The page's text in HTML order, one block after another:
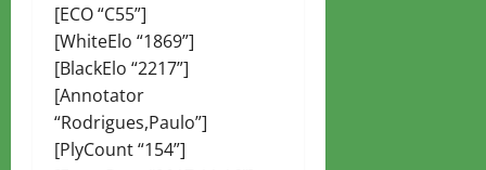
[ECO “C55”]
[WhiteElo “1869”]
[BlackElo “2217”]
[Annotator
“Rodrigues,Paulo”]
[PlyCount “154”]